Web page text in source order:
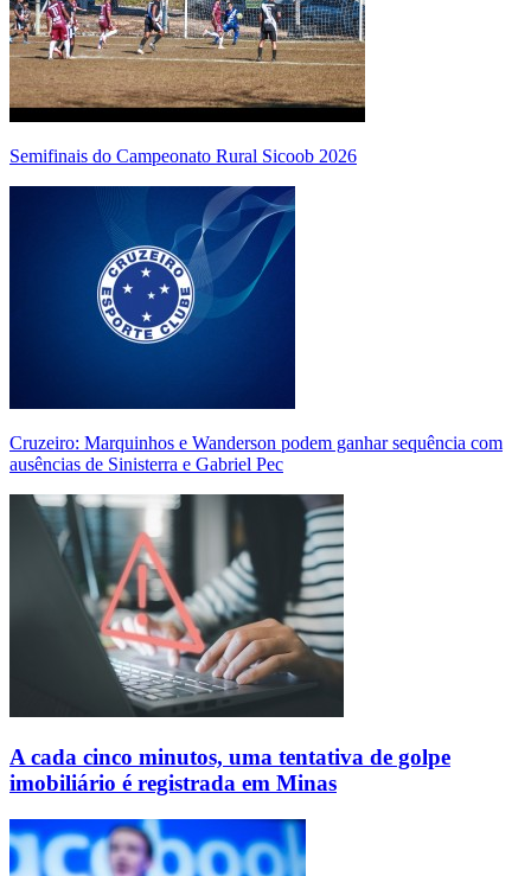
Semifinais do Campeonato Rural Sicoob 2026
Cruzeiro: Marquinhos e Wanderson podem ganhar sequência com
ausências de Sinisterra e Gabriel Pec
A cada cinco minutos, uma tentativa de golpe
imobiliário é registrada em Minas